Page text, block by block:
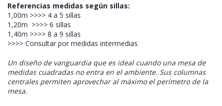
Referencias medidas según sillas:
1,00m >>>> 4 a 5 sillas
1,20m >>>> 6 sillas
1,40m >>>> 8 a 9 sillas
>>>> Consultar por medidas intermedias
Un diseño de vanguardia que es ideal cuando una mesa de
medidas cuadradas no entra en el ambiente. Sus columnas
centrales permiten aprovechar al máximo el perímetro de la
mesa.